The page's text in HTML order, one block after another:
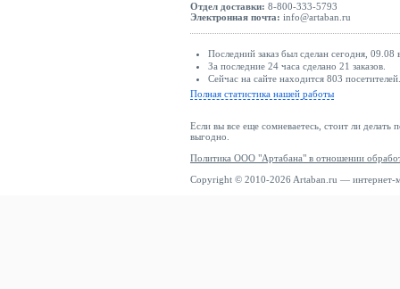
Отдел доставки: 8-800-333-5793
Электронная почта: info@artaban.ru
Последний заказ был сделан сегодня,
За последние 24 часа сделано 21 заказов.
Сейчас на сайте находится 803 посетителей.
Полная статистика нашей работы
Если вы все еще сомневаетесь, стоит ли делать
выгодно.
Политика ООО "Артабана" в отношении
Copyright © 2010-2026 Artaban.ru — интернет-